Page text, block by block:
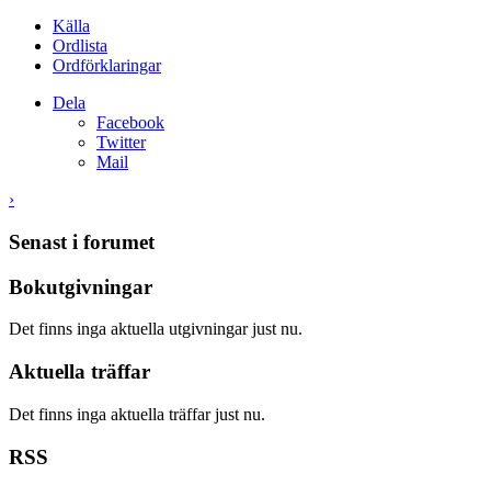
Källa
Ordlista
Ordförklaringar
Dela
Facebook
Twitter
Mail
›
Senast i forumet
Bokutgivningar
Det finns inga aktuella utgivningar just nu.
Aktuella träffar
Det finns inga aktuella träffar just nu.
RSS